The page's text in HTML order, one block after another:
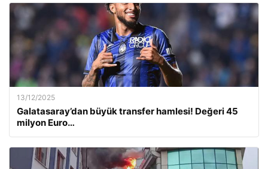
13/12/2025
Galatasaray’dan büyük transfer hamlesi! Değeri 45
milyon Euro…